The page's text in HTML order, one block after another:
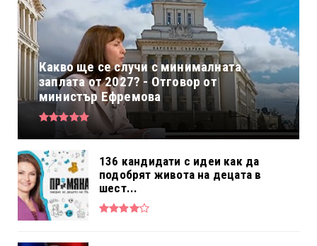
Какво ще се случи с минималната
заплата от 2027? - Отговор от
министър Ефремова
136 кандидати с идеи как да
подобрят живота на децата в
шест...